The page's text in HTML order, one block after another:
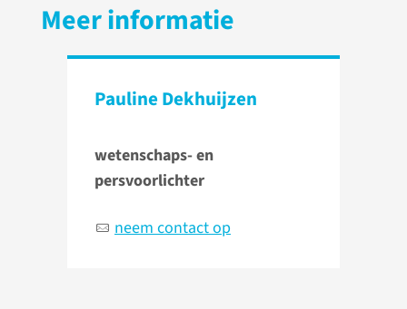
Meer informatie
Pauline Dekhuijzen
wetenschaps- en
persvoorlichter
neem contact op